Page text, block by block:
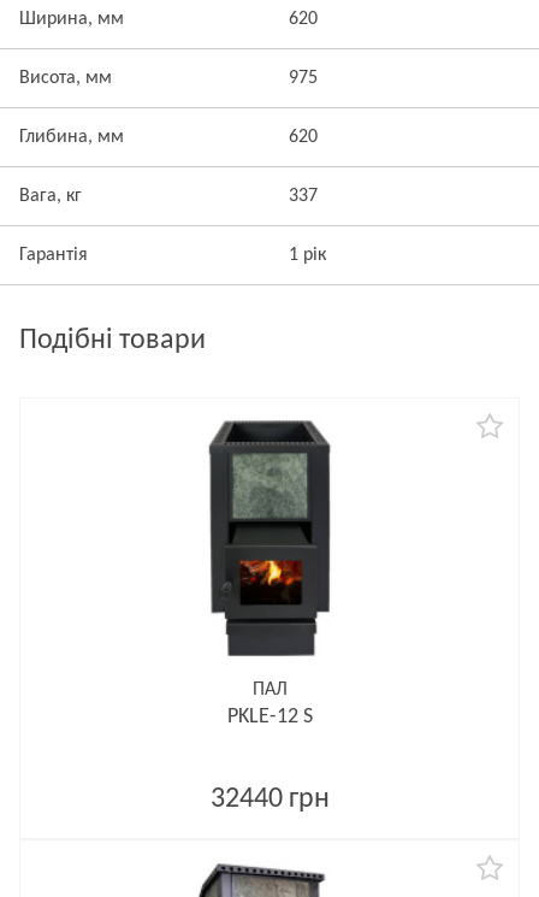
Ширина, мм 620
Висота, мм 975
Глибина, мм 620
Вага, кг 337
Гарантія 1 рік
Подібні товари
ПАЛ
PKLE-12 S
32440 грн